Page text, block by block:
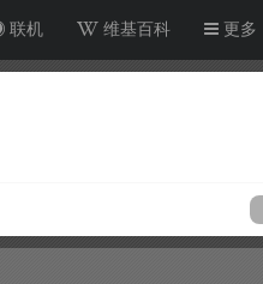
联机 维基百科 更多